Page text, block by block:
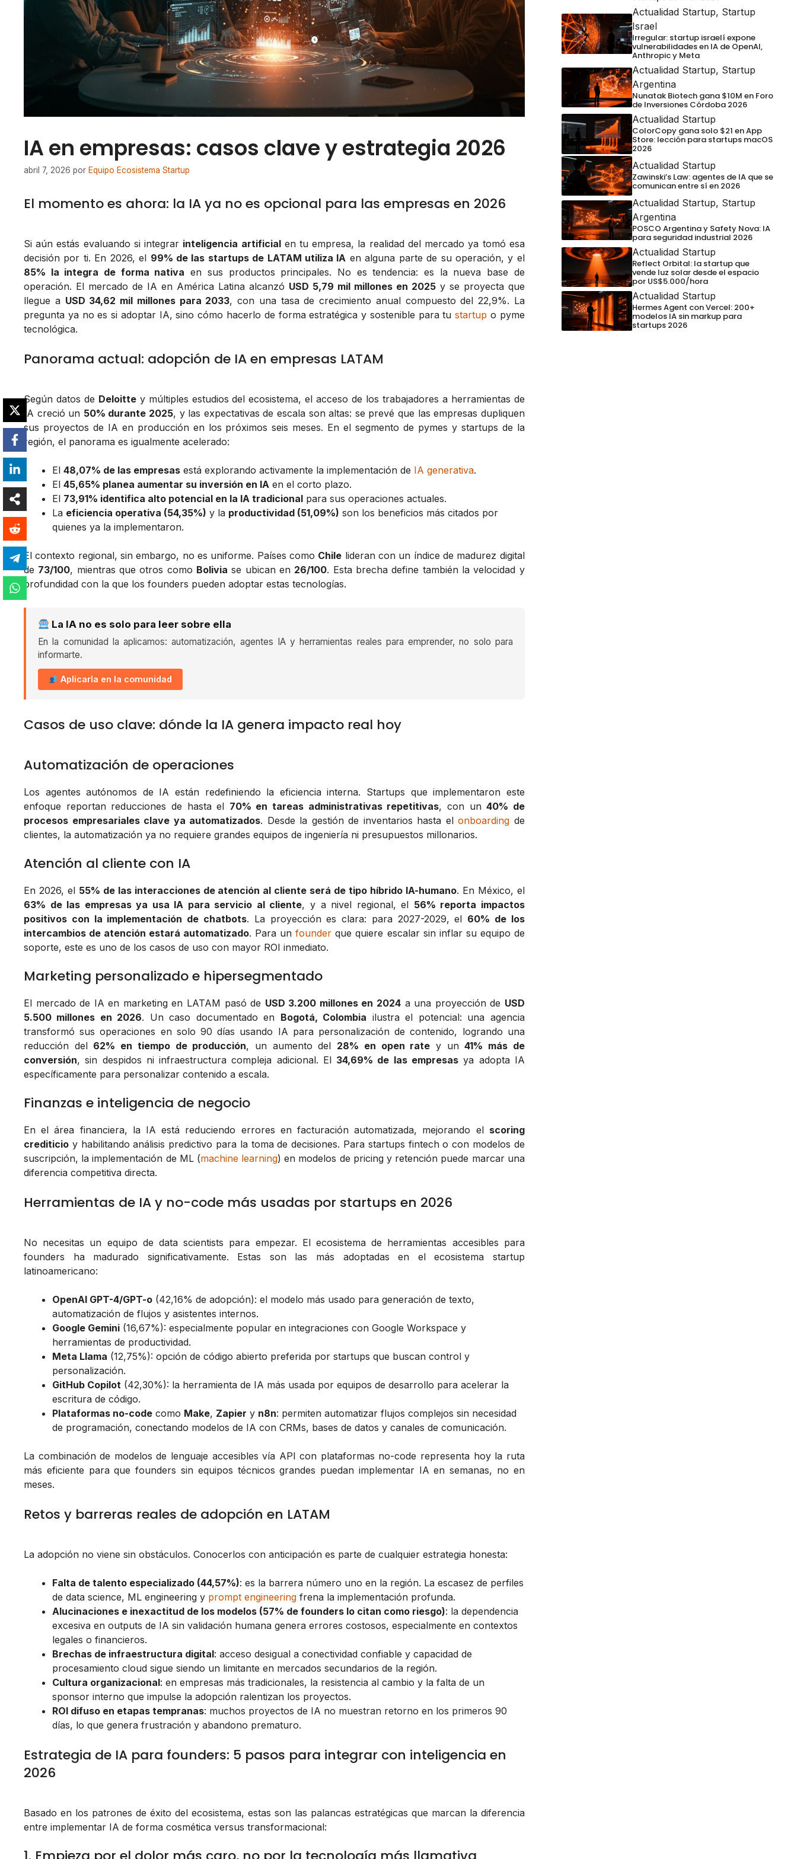
IA en empresas: casos clave y estrategia 2026
abril 7, 2026 por Equipo Ecosistema Startup
El momento es ahora: la IA ya no es opcional para las empresas en 2026
Si aún estás evaluando si integrar inteligencia artificialen tu empresa, la realidad del mercado ya tomó esa
decisión por ti. En 2026, el 99% de las startups de LATAM utiliza IA en alguna parte de su operación, y el
85% la integra de forma nativa en sus productos principales. No es tendencia: es la nueva base de
operación. El mercado de IA en América Latina alcanzó USD 5,79 mil millones en 2025y se proyecta que
llegue a USD 34,62 mil millones para 2033, con una tasa de crecimiento anual compuesto del 22,9%. La
pregunta ya no es si adoptar IA, sino cómo hacerlo de forma estratégica y sostenible para tustartup o pyme
tecnológica.
Panorama actual: adopción de IA en empresas LATAM
Según datos de Deloittey múltiples estudios del ecosistema, el acceso de los trabajadores a herramientas de
IA creció un 50% durante 2025, y las expectativas de escala son altas: se prevé que las empresas dupliquen
sus proyectos de IA en producción en los próximos seis meses. En el segmento de pymes y startups de la
región, el panorama es igualmente acelerado:
El 48,07% de las empresas está explorando activamente la implementación de IA generativa.
El 45,65% planea aumentar su inversión en IA en el corto plazo.
El 73,91% identifica alto potencial en la IA tradicional para sus operaciones actuales.
La eficiencia operativa (54,35%) y la productividad (51,09%) son los beneficios más citados por
quienes ya la implementaron.
El contexto regional, sin embargo, no es uniforme. Países como Chile lideran con un índice de madurez digital
de 73/100, mientras que otros como Bolivia se ubican en 26/100. Esta brecha define también la velocidad y
profundidad con la que los founders pueden adoptar estas tecnologías.
La IA no es solo para leer sobre ella
En la comunidad la aplicamos: automatización, agentes IA y herramientas reales para emprender, no solo para
informarte.
Aplicarla en la comunidad
Casos de uso clave: dónde la IA genera impacto real hoy
Automatización de operaciones
Los agentes autónomos de IA están redefiniendo la eficiencia interna. Startups que implementaron este
enfoque reportan reducciones de hasta el 70% en tareas administrativas repetitivas, con un40% de
procesos empresariales clave ya automatizados. Desde la gestión de inventarios hasta elonboarding de
clientes, la automatización ya no requiere grandes equipos de ingeniería ni presupuestos millonarios.
Atención al cliente con IA
En 2026, el 55% de las interacciones de atención al cliente será de tipo híbrido IA-humano. En México, el
63% de las empresas ya usa IA para servicio al cliente, y a nivel regional, el 56% reporta impactos
positivos con la implementación de chatbots. La proyección es clara: para 2027-2029, el 60% de los
intercambios de atención estará automatizado. Para unfounder que quiere escalar sin inflar su equipo de
soporte, este es uno de los casos de uso con mayor ROI inmediato.
Marketing personalizado e hipersegmentado
El mercado de IA en marketing en LATAM pasó de USD 3.200 millones en 2024a una proyección de USD
5.500 millones en 2026. Un caso documentado en Bogotá, Colombia ilustra el potencial: una agencia
transformó sus operaciones en solo 90 días usando IA para personalización de contenido, logrando una
reducción del 62% en tiempo de producción, un aumento del 28% en open rate y un41% más de
conversión, sin despidos ni infraestructura compleja adicional. El 34,69% de las empresas ya adopta IA
específicamente para personalizar contenido a escala.
Finanzas e inteligencia de negocio
En el área financiera, la IA está reduciendo errores en facturación automatizada, mejorando el scoring
crediticio y habilitando análisis predictivo para la toma de decisiones. Para startups fintech o con modelos de
suscripción, la implementación de ML (machine learning) en modelos de pricing y retención puede marcar una
diferencia competitiva directa.
Herramientas de IA y no-code más usadas por startups en 2026
No necesitas un equipo de data scientists para empezar. El ecosistema de herramientas accesibles para
founders ha madurado significativamente. Estas son las más adoptadas en el ecosistema startup
latinoamericano:
OpenAI GPT-4/GPT-o (42,16% de adopción): el modelo más usado para generación de texto,
automatización de flujos y asistentes internos.
Google Gemini (16,67%): especialmente popular en integraciones con Google Workspace y
herramientas de productividad.
Meta Llama (12,75%): opción de código abierto preferida por startups que buscan control y
personalización.
GitHub Copilot (42,30%): la herramienta de IA más usada por equipos de desarrollo para acelerar la
escritura de código.
Plataformas no-code como Make, Zapier y n8n: permiten automatizar flujos complejos sin necesidad
de programación, conectando modelos de IA con CRMs, bases de datos y canales de comunicación.
La combinación de modelos de lenguaje accesibles vía API con plataformas no-code representa hoy la ruta
más eficiente para que founders sin equipos técnicos grandes puedan implementar IA en semanas, no en
meses.
Retos y barreras reales de adopción en LATAM
La adopción no viene sin obstáculos. Conocerlos con anticipación es parte de cualquier estrategia honesta:
Falta de talento especializado (44,57%): es la barrera número uno en la región. La escasez de perfiles
de data science, ML engineering y prompt engineering frena la implementación profunda.
Alucinaciones e inexactitud de los modelos (57% de founders lo citan como riesgo): la dependencia
excesiva en outputs de IA sin validación humana genera errores costosos, especialmente en contextos
legales o financieros.
Brechas de infraestructura digital: acceso desigual a conectividad confiable y capacidad de
procesamiento cloud sigue siendo un limitante en mercados secundarios de la región.
Cultura organizacional: en empresas más tradicionales, la resistencia al cambio y la falta de un
sponsor interno que impulse la adopción ralentizan los proyectos.
ROI difuso en etapas tempranas: muchos proyectos de IA no muestran retorno en los primeros 90
días, lo que genera frustración y abandono prematuro.
Estrategia de IA para founders: 5 pasos para integrar con inteligencia en
2026
Basado en los patrones de éxito del ecosistema, estas son las palancas estratégicas que marcan la diferencia
entre implementar IA de forma cosmética versus transformacional:
Actualidad Startup, Startup
Israel
Irregular: startup israelí expone
vulnerabilidades en IA de OpenAI,
Anthropic y Meta
Actualidad Startup, Startup
Argentina
Nunatak Biotech gana $10M en Foro
de Inversiones Córdoba 2026
Actualidad Startup
ColorCopy gana solo $21 en App
Store: lección para startups macOS
2026
Actualidad Startup
Zawinski’s Law: agentes de IA que se
comunican entre sí en 2026
Actualidad Startup, Startup
Argentina
POSCO Argentina y Safety Nova: IA
para seguridad industrial 2026
Actualidad Startup
Reflect Orbital: la startup que
vende luz solar desde el espacio
por US$5.000/hora
Actualidad Startup
Hermes Agent con Vercel: 200+
modelos IA sin markup para
startups 2026